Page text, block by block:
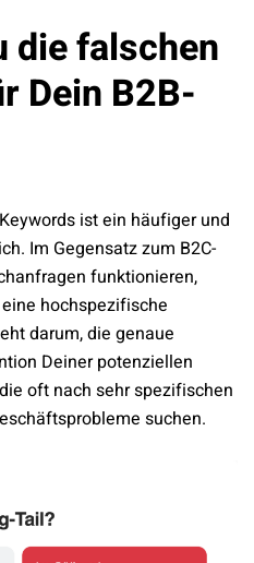
die falschen
Dein B2B-
ist ein häufiger und
Im Gegensatz zum B2C-
funktionieren,
eine hochspezifische
darum, die genaue
Deiner potenziellen
oft nach sehr spezifischen
suchen.